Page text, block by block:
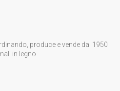
produce e vende dal 1950
in legno.